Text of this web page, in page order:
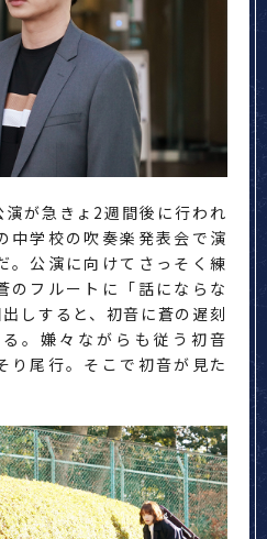
が急きょ2週間後に行われ
中学校の吹奏楽発表会で演
。公演に向けてさっそく練
のフルートに「話にならな
しすると、初音に蒼の遅刻
。嫌々ながらも従う初音
り尾行。そこで初音が見た